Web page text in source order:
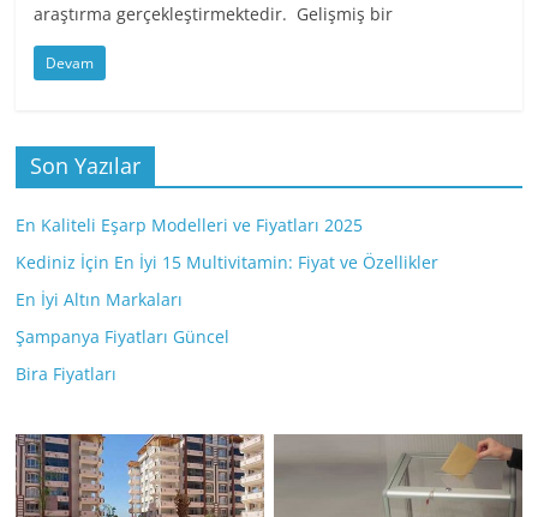
araştırma gerçekleştirmektedir. Gelişmiş bir
Devam
Son Yazılar
En Kaliteli Eşarp Modelleri ve Fiyatları 2025
Kediniz İçin En İyi 15 Multivitamin: Fiyat ve Özellikler
En İyi Altın Markaları
Şampanya Fiyatları Güncel
Bira Fiyatları